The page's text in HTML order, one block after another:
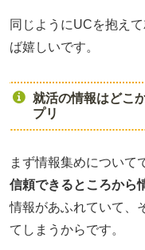
同じようにUCを抱え
ば嬉しいです。
就活の情報はどこ
プリ
まず情報集めについて
信頼できるところから
情報があふれていて、
てしまうからです。